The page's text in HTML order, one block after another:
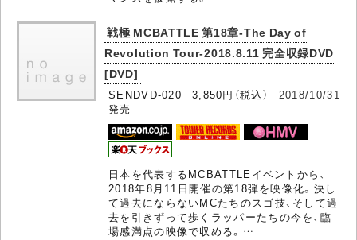
戦極 MCBATTLE 第18章-The Day of
Revolution Tour-2018.8.11 完全収録DVD
[DVD]
SENDVD-020 3,850円（税込） 2018/10/31
発売
日本を代表するMCBATTLEイベントから、
2018年8月11日開催の第18弾を映像化。決し
て過去にならないMCたちのスゴ技、そして過
去を引きずって歩くラッパーたちの今を、臨
場感満点の映像で収める。…